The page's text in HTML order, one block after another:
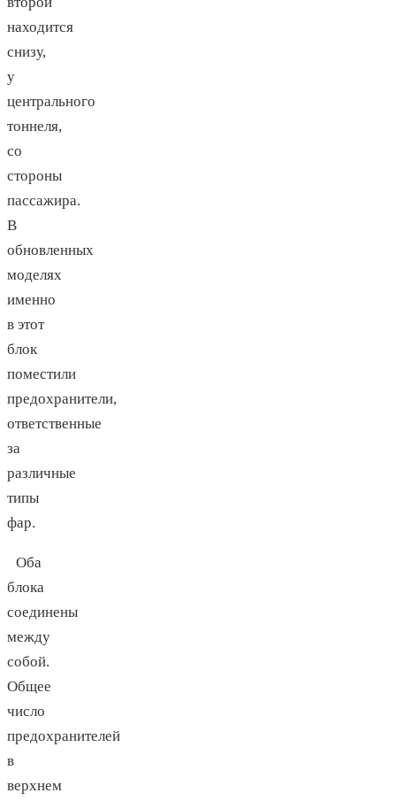
находится
снизу,
у
центрального
тоннеля,
со
стороны
пассажира.
В
обновленных
моделях
именно
в этот
блок
поместили
предохранители,
ответственные
за
различные
типы
фар.
Оба
блока
соединены
между
собой.
Общее
число
предохранителей
в
верхнем